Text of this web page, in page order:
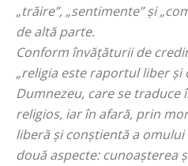
„trăire”, „sentimente” și „
de altă parte.
Conform învățăturii de
„religia este raportul liber și
Dumnezeu, care se
religios, iar în afară, prin
liberă și conștientă a
două aspecte: cunoașterea